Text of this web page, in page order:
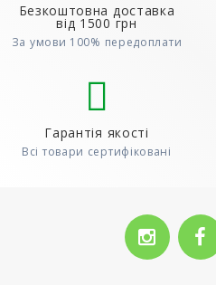
Безкоштовна доставка
від 1500 грн
За умови 100% передоплати
Гарантія якості
Всі товари сертифіковані